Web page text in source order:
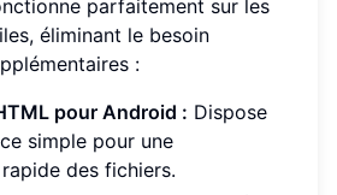
parfaitement sur les
éliminant le besoin
:
pour Android : Dispose
simple pour une
des fichiers.